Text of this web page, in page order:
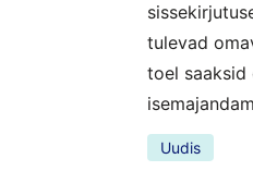
tulevad
toel saaksid
Uudis